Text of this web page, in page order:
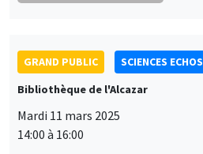
GRAND PUBLIC
SCIENCES ECHOS
Bibliothèque de l'Alcazar
Mardi 11 mars 2025
14:00 à 16:00